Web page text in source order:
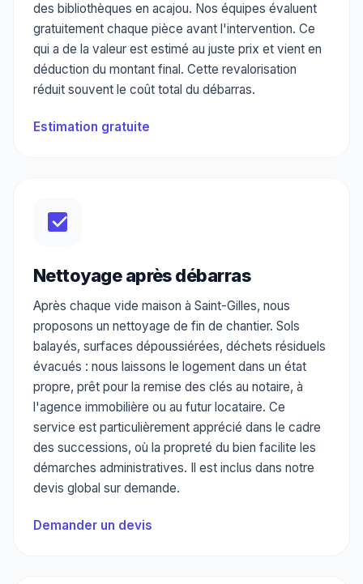
des bibliothèques en acajou. Nos équipes évaluent
gratuitement chaque pièce avant l'intervention. Ce
qui a de la valeur est estimé au juste prix et vient en
déduction du montant final. Cette revalorisation
réduit souvent le coût total du débarras.
Estimation gratuite
Nettoyage après débarras
Après chaque vide maison à Saint-Gilles, nous
proposons un nettoyage de fin de chantier. Sols
balayés, surfaces dépoussiérées, déchets résiduels
évacués : nous laissons le logement dans un état
propre, prêt pour la remise des clés au notaire, à
l'agence immobilière ou au futur locataire. Ce
service est particulièrement apprécié dans le cadre
des successions, où la propreté du bien facilite les
démarches administratives. Il est inclus dans notre
devis global sur demande.
Demander un devis